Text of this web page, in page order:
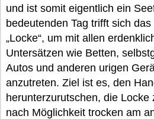
und ist somit eigentlich ein
bedeutenden Tag trifft sich
„Locke“, um mit allen
Untersätzen wie Betten,
Autos und anderen urigen
anzutreten. Ziel ist es, den
herunterzurutschen, die Locke
nach Möglichkeit trocken am